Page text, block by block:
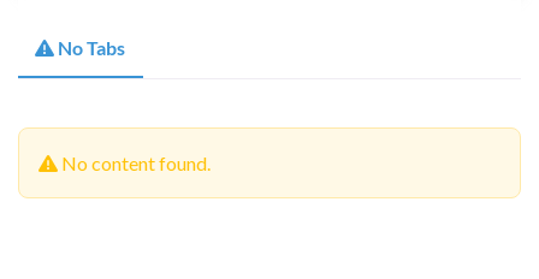
No Tabs
No content found.